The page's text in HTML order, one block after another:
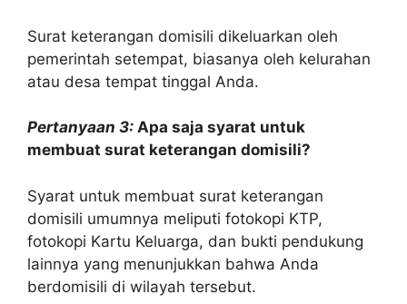
Surat keterangan domisili dikeluarkan oleh
pemerintah setempat, biasanya oleh kelurahan
atau desa tempat tinggal Anda.
Pertanyaan 3: Apa saja syarat untuk
membuat surat keterangan domisili?
Syarat untuk membuat surat keterangan
domisili umumnya meliputi fotokopi KTP,
fotokopi Kartu Keluarga, dan bukti pendukung
lainnya yang menunjukkan bahwa Anda
berdomisili di wilayah tersebut.